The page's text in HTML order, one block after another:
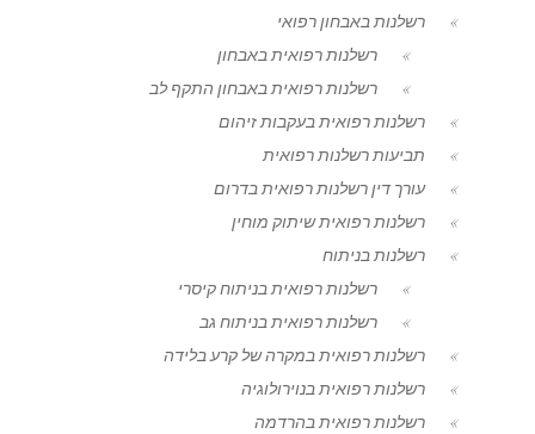
רשלנות באבחון רפואי
רשלנות רפואית באבחון
רשלנות רפואית באבחון התקף לב
רשלנות רפואית בעקבות זיהום
תביעות רשלנות רפואית
עורך דין רשלנות רפואית בדרום
רשלנות רפואית שיתוק מוחין
רשלנות בניתוח
רשלנות רפואית בניתוח קיסרי
רשלנות רפואית בניתוח גב
רשלנות רפואית במקרה של קרע בלידה
רשלנות רפואית בנוירולוגיה
רשלנות רפואית בהרדמה